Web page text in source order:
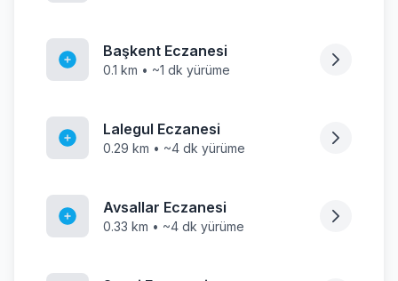
Başkent Eczanesi
0.1 km • ~1 dk yürüme
Lalegul Eczanesi
0.29 km • ~4 dk yürüme
Avsallar Eczanesi
0.33 km • ~4 dk yürüme